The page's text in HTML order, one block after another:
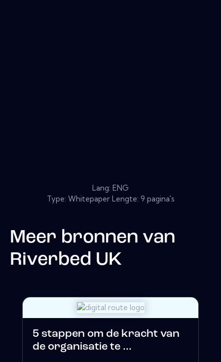
Lang: ENG
Type: Whitepaper Lengte: 9 pagina's
Meer bronnen van
Riverbed UK
5 stappen om de kracht van
de organisatie te ...